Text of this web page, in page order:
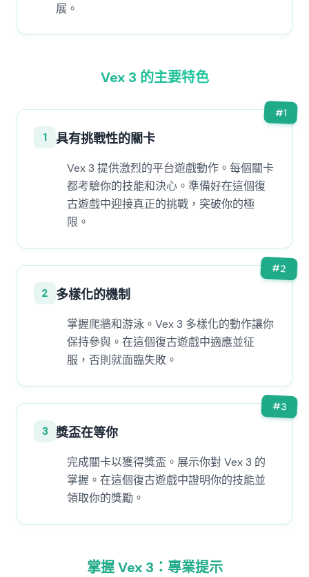
展。
Vex 3 的主要特色
#1
1 具有挑戰性的關卡
Vex 3 提供激烈的平台遊戲動作。每個關卡
都考驗你的技能和決心。準備好在這個復
古遊戲中迎接真正的挑戰，突破你的極
限。
#2
2 多樣化的機制
掌握爬牆和游泳。Vex 3 多樣化的動作讓你
保持參與。在這個復古遊戲中適應並征
服，否則就面臨失敗。
#3
3 獎盃在等你
完成關卡以獲得獎盃。展示你對 Vex 3 的
掌握。在這個復古遊戲中證明你的技能並
領取你的獎勵。
掌握 Vex 3：專業提示